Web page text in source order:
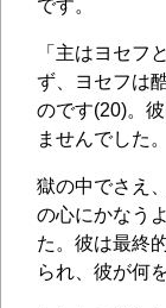
です。
「主はヨセフ
ず、ヨセフは
のです(20)。
ませんでした。
獄の中でさえ
の心にかなう
た。彼は最終
られ、彼が何